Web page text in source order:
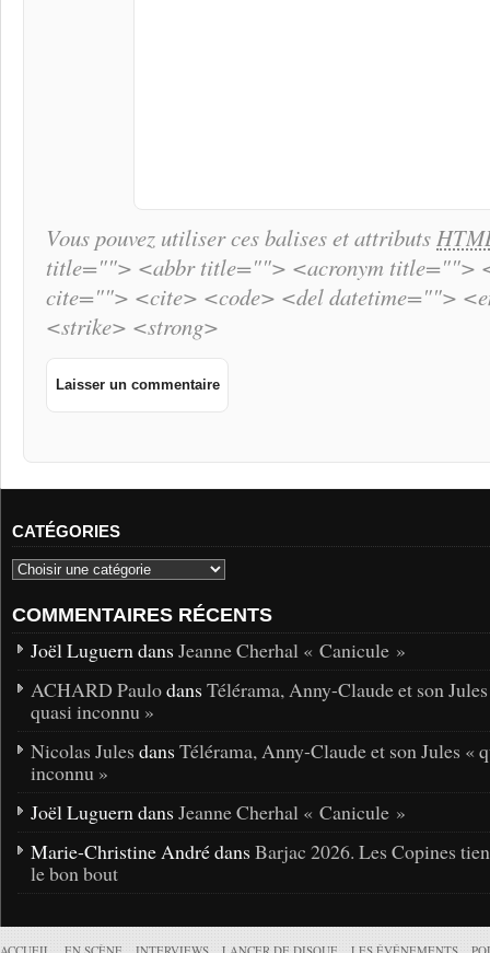
Vous pouvez utiliser ces balises et attributs
title=""> <abbr title=""> <acronym title="">
cite=""> <cite> <code> <del datetime="">
<strike> <strong>
CATÉGORIES
COMMENTAIRES RÉCENTS
Joël Luguern dans Jeanne Cherhal « Canicule »
ACHARD Paulodans Télérama, Anny-Claude et son
quasi inconnu »
Nicolas Jules dans Télérama, Anny-Claude et son Jules «
inconnu »
Joël Luguern dans Jeanne Cherhal « Canicule »
Marie-Christine André dans Barjac 2026. Les Copines
le bon bout